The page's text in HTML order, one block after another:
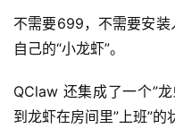
不需要699，不需要安
自己的“小龙虾”。
QClaw 还集成了一个”
到龙虾在房间里”上班”的